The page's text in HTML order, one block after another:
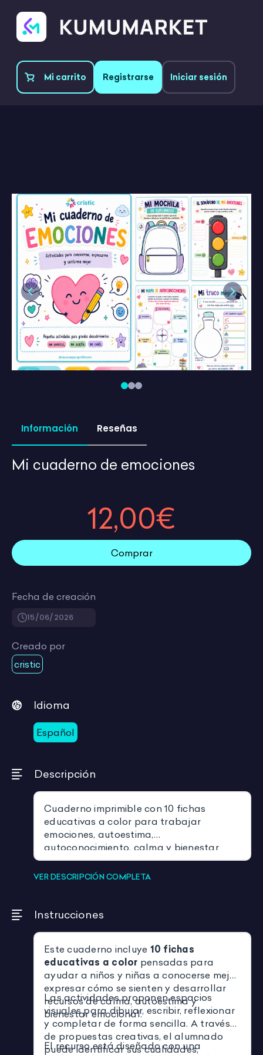
Mi carrito Registrarse Iniciar sesión
Previous Next
Información Reseñas
Mi cuaderno de emociones
Fecha de creación
15/06/2026
Creado por
cristic
Idioma
Español
Descripción
Cuaderno imprimible con 10 fichas
educativas a color para trabajar
emociones, autoestima,
autoconocimiento, calma y bienestar
emocional.
VER DESCRIPCIÓN COMPLETA
Instrucciones
Este cuaderno incluye 10 fichas
educativas a color pensadas para
ayudar a niños y niñas a conocerse mejor,
expresar cómo se sienten y desarrollar
recursos de calma, autoestima y
bienestar emocional.
Las actividades proponen espacios
visuales para dibujar, escribir, reflexionar
y completar de forma sencilla. A través
de propuestas creativas, el alumnado
puede identificar sus cualidades,
El recurso está diseñado con una
12,00€
Comprar